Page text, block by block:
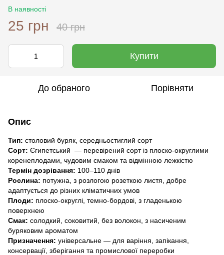
В наявності
25 грн 40 грн
Купити
До обраного Порівняти
Опис
Тип: столовий буряк, середньостиглий сорт
Сорт: Єгипетський — перевірений сорт із плоско-округлими
коренеплодами, чудовим смаком та відмінною лежкістю
Термін дозрівання: 100–110 днів
Рослина: потужна, з розлогою розеткою листя, добре
адаптується до різних кліматичних умов
Плоди: плоско-округлі, темно-бордові, з гладенькою
поверхнею
Смак: солодкий, соковитий, без волокон, з насиченим
буряковим ароматом
Призначення: універсальне — для варіння, запікання,
консервації, зберігання та промислової переробки